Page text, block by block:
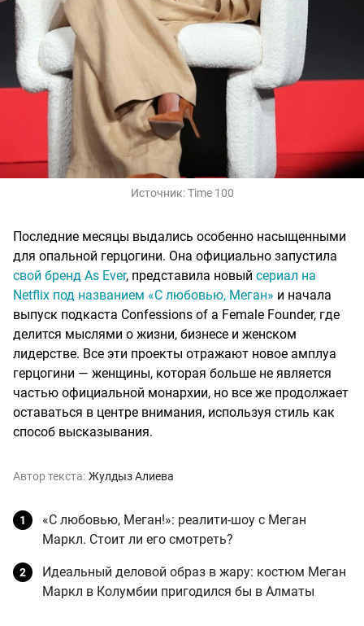
Источник:Time 100
Последние месяцы выдались особенно насыщенными
для опальной герцогини. Она официально запустила
свой бренд As Ever, представила новый сериал на
Netflix под названием «С любовью, Меган» и начала
выпуск подкаста Confessions of a Female Founder, где
делится мыслями о жизни, бизнесе и женском
лидерстве. Все эти проекты отражают новое амплуа
герцогини — женщины, которая больше не является
частью официальной монархии, но все же продолжает
оставаться в центре внимания, используя стиль как
способ высказывания.
Автор текста: Жулдыз Алиева
«С любовью, Меган!»: реалити-шоу с Меган
Маркл. Стоит ли его смотреть?
Идеальный деловой образ в жару: костюм Меган
Маркл в Колумбии пригодился бы в Алматы